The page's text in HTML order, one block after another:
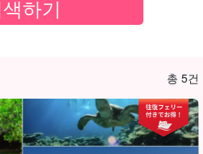
총 5건